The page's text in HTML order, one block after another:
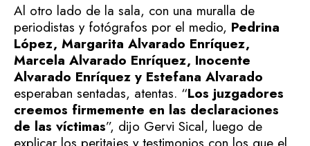
Al otro lado de la sala, con una muralla de
periodistas y fotógrafos por el medio, Pedrina
López, Margarita Alvarado Enríquez,
Marcela Alvarado Enríquez, Inocente
Alvarado Enríquez y Estefana Alvarado
esperaban sentadas, atentas. “Los juzgadores
creemos firmemente en las declaraciones
de las víctimas”, dijo Gervi Sical, luego de